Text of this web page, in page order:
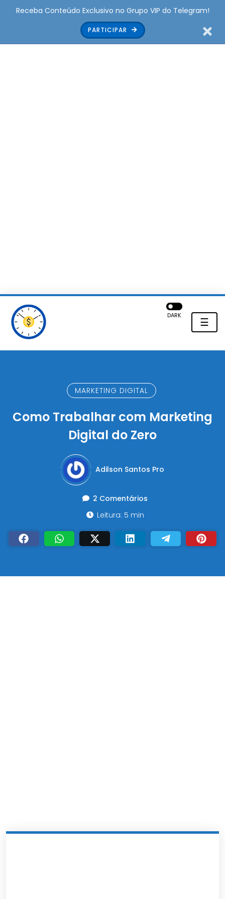
Receba Conteúdo Exclusivo no Grupo VIP do Telegram!
PARTICIPAR
☰
DARK
MARKETING DIGITAL
Como Trabalhar com Marketing
Digital do Zero
Adilson Santos Pro
2 Comentários
Leitura: 5 min